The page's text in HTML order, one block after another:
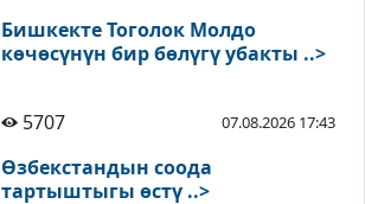
Бишкекте Тоголок Молдо
көчөсүнүн бир бөлүгү убакты ..>
5707 07.08.2026 17:43
Өзбекстандын соода
тартыштыгы өстү ..>